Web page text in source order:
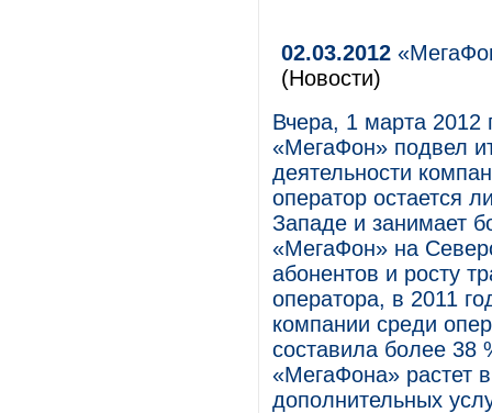
02.03.2012
(Новости)
Вчера, 1 марта
«МегаФон» подвел
деятельности
оператор остается
Западе и занимает
«МегаФон» на
абонентов и росту
оператора, в 2011
компании среди
составила более
«МегаФона» растет
дополнительных